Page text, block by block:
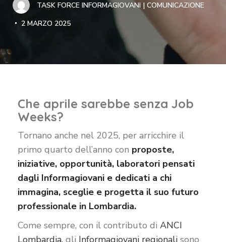
TASK FORCE INFORMAGIOVANI | COMUNICAZIONE
2 MARZO 2025
Che aprile sarebbe senza Job
Weeks?
Tornano anche nel 2025, per arricchire il
primo quarto dell’anno con proposte,
iniziative, opportunità, laboratori pensati
dagli Informagiovani e dedicati a chi
immagina, sceglie e progetta il suo futuro
professionale in Lombardia.
Come sempre, con il contributo di ANCI
Lombardia, gli Informagiovani regionali sono